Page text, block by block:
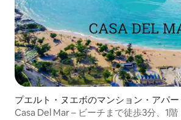
プエルト・ヌエボのマンション・アパー
Casa Del Mar – ビーチまで徒歩3分、1階